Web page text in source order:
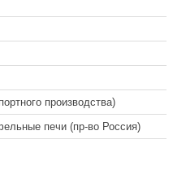
производства)
печи (пр-во Россия)